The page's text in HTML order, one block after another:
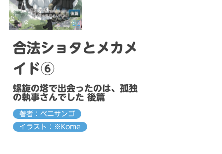
合法ショタとメカメ
イド⑥
螺旋の塔で出会ったのは、孤独
の執事さんでした 後篇
著者：ベニサンゴ
イラスト：※Kome